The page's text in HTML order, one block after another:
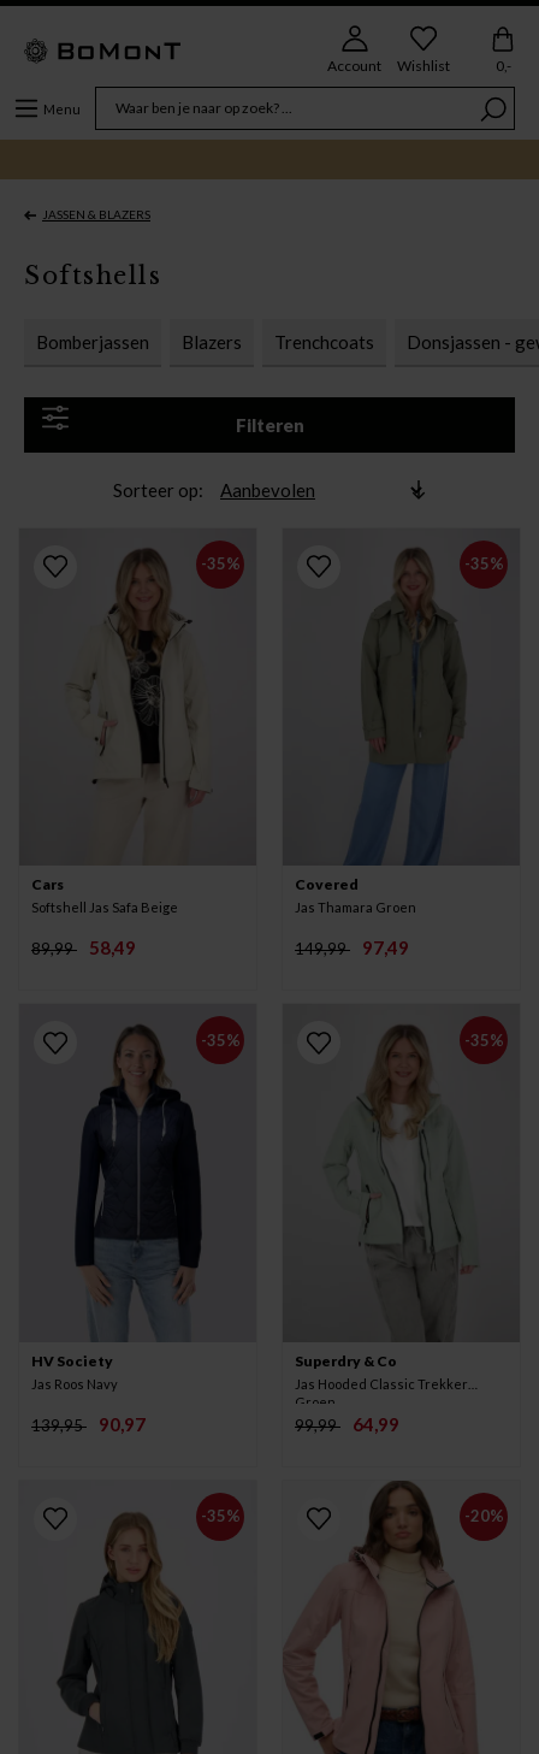
Menu
Account Wishlist 0,-
JASSEN & BLAZERS
Bomberjassen Blazers Trenchcoats Donsjassen -
Filteren
Softshells
Sorteer op
-35%
Cars
Softshell Jas Safa Beige
89,99 58,49
-35%
Covered
Jas Thamara Groen
149,99 97,49
-35%
HV Society
Jas Roos Navy
139,95 90,97
-35%
Superdry & Co
Jas Hooded Classic Trekker
Groen
99,99 64,99
-35% -20%